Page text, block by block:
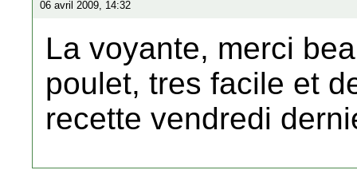
06 avril 2009, 14:32
La voyante, merci
poulet, tres facile et
recette vendredi